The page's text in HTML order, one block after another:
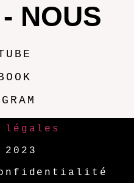
NOUS
légales